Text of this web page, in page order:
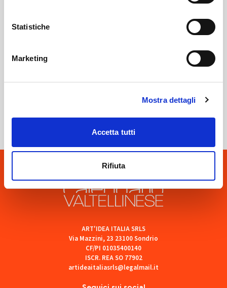
Statistiche
Marketing
Mostra dettagli
Accetta tutti
Rifiuta
SOF Società Onoranze Funebri
ART'IDEA ITALIA SRLS
Via Mazzini, 23 23100 Sondrio
CF/PI 01035400140
ISCR. REA SO 77902
artideaitaliasrls@legalmail.it